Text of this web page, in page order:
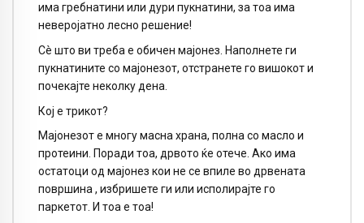
има гребнатини или дури пукнатини, за тоа има
неверојатно лесно решение!
Сè што ви треба е обичен мајонез. Наполнете ги
пукнатините со мајонезот, отстранете го вишокот и
почекајте неколку дена.
Кој е трикот?
Мајонезот е многу масна храна, полна со масло и
протеини. Поради тоа, дрвото ќе отече. Ако има
остатоци од мајонез кои не се впиле во дрвената
површина , избришете ги или исполирајте го
паркетот. И тоа е тоа!